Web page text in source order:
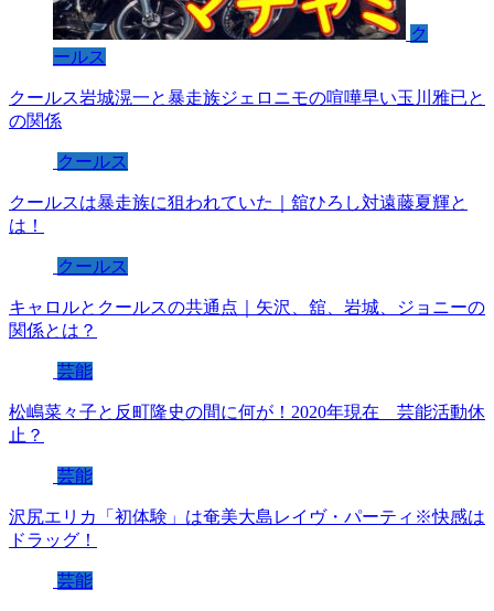
ク
ールス
クールス岩城滉一と暴走族ジェロニモの喧嘩早い玉川雅已と
の関係
クールス
クールスは暴走族に狙われていた｜舘ひろし対遠藤夏輝と
は！
クールス
キャロルとクールスの共通点｜矢沢、舘、岩城、ジョニーの
関係とは？
芸能
松嶋菜々子と反町隆史の間に何が！2020年現在 芸能活動休
止？
芸能
沢尻エリカ「初体験」は奄美大島レイヴ・パーティ※快感は
ドラッグ！
芸能